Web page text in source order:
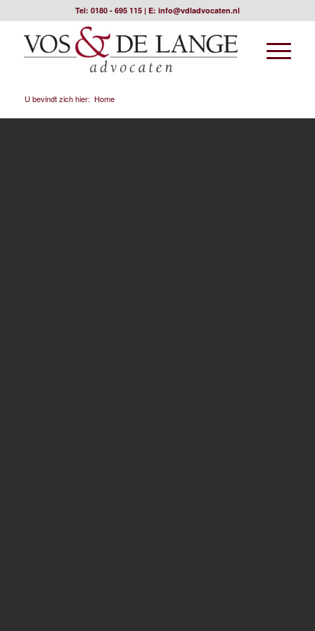
Tel: 0180 - 695 115| E: info@vdladvocaten.nl
U bevindt zich hier: Home